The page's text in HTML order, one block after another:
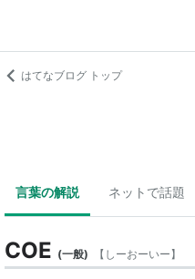
はてなブログ トップ
言葉の解説 ネットで話題
COE (一般) 【 しーおーいー】